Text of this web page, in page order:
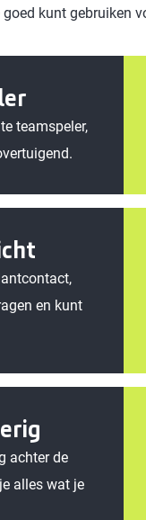
kunt gebruiken
teamspeler,
en kunt
achter de
alles wat je